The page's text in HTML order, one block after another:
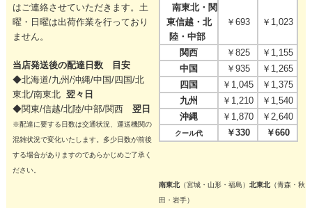
はご連絡させていただきます。 土
曜・日曜は出荷作業を行っており
ません。
当店発送後の配達日数 目安
◆北海道/九州/沖縄/中国/四国/北
東北/南東北 翌々日
◆関東/信越/北陸/中部/関西 翌日
※配達に要する日数は交通状況、運送機関の
混雑状況で変化いたします。多少日数が前後
する場合がありますのであらかじめご了承く
ださい。
南東北・関
東信越・北
陸・中部
￥693 ￥1,023
関西 ￥825
￥1,155
中国
￥935
￥1,265
四国
￥1,045
￥1,375
九州
￥1,210
￥1,540
沖縄
￥1,870 ￥2,640
クール代 ￥330 ￥660
南東北（宮城・山形・福島）北東北（青森・秋
田・岩手）